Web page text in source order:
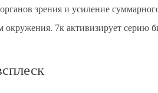
зрения и усиление
7к активизирует серию